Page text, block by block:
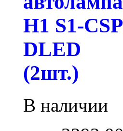
H1 S1-CSP
DLED
(2шт.)
В наличии